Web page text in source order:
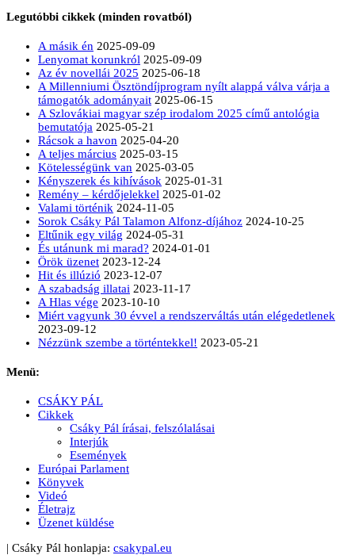
Legutóbbi cikkek (minden rovatból)
A másik én 2025-09-09
Lenyomat korunkról 2025-09-09
Az év novellái 2025 2025-06-18
A Millenniumi Ösztöndíjprogram nyílt alappá válva várja a
támogatók adományait 2025-06-15
A Szlovákiai magyar szép irodalom 2025 című antológia
bemutatója 2025-05-21
Rácsok a havon 2025-04-20
A teljes március 2025-03-15
Kötelességünk van 2025-03-05
Kényszerek és kihívások 2025-01-31
Remény – kérdőjelekkel 2025-01-02
Valami történik 2024-11-05
Sorok Csáky Pál Talamon Alfonz-díjához 2024-10-25
Eltűnik egy világ 2024-05-31
És utánunk mi marad? 2024-01-01
Örök üzenet 2023-12-24
Hit és illúzió 2023-12-07
A szabadság illatai 2023-11-17
A Hlas vége 2023-10-10
Miért vagyunk 30 évvel a rendszerváltás után elégedetlenek
2023-09-12
Nézzünk szembe a történtekkel! 2023-05-21
Menü:
CSÁKY PÁL
Cikkek
Csáky Pál írásai, felszólalásai
Interjúk
Események
Európai Parlament
Könyvek
Videó
Életrajz
Üzenet küldése
| Csáky Pál honlapja: csakypal.eu